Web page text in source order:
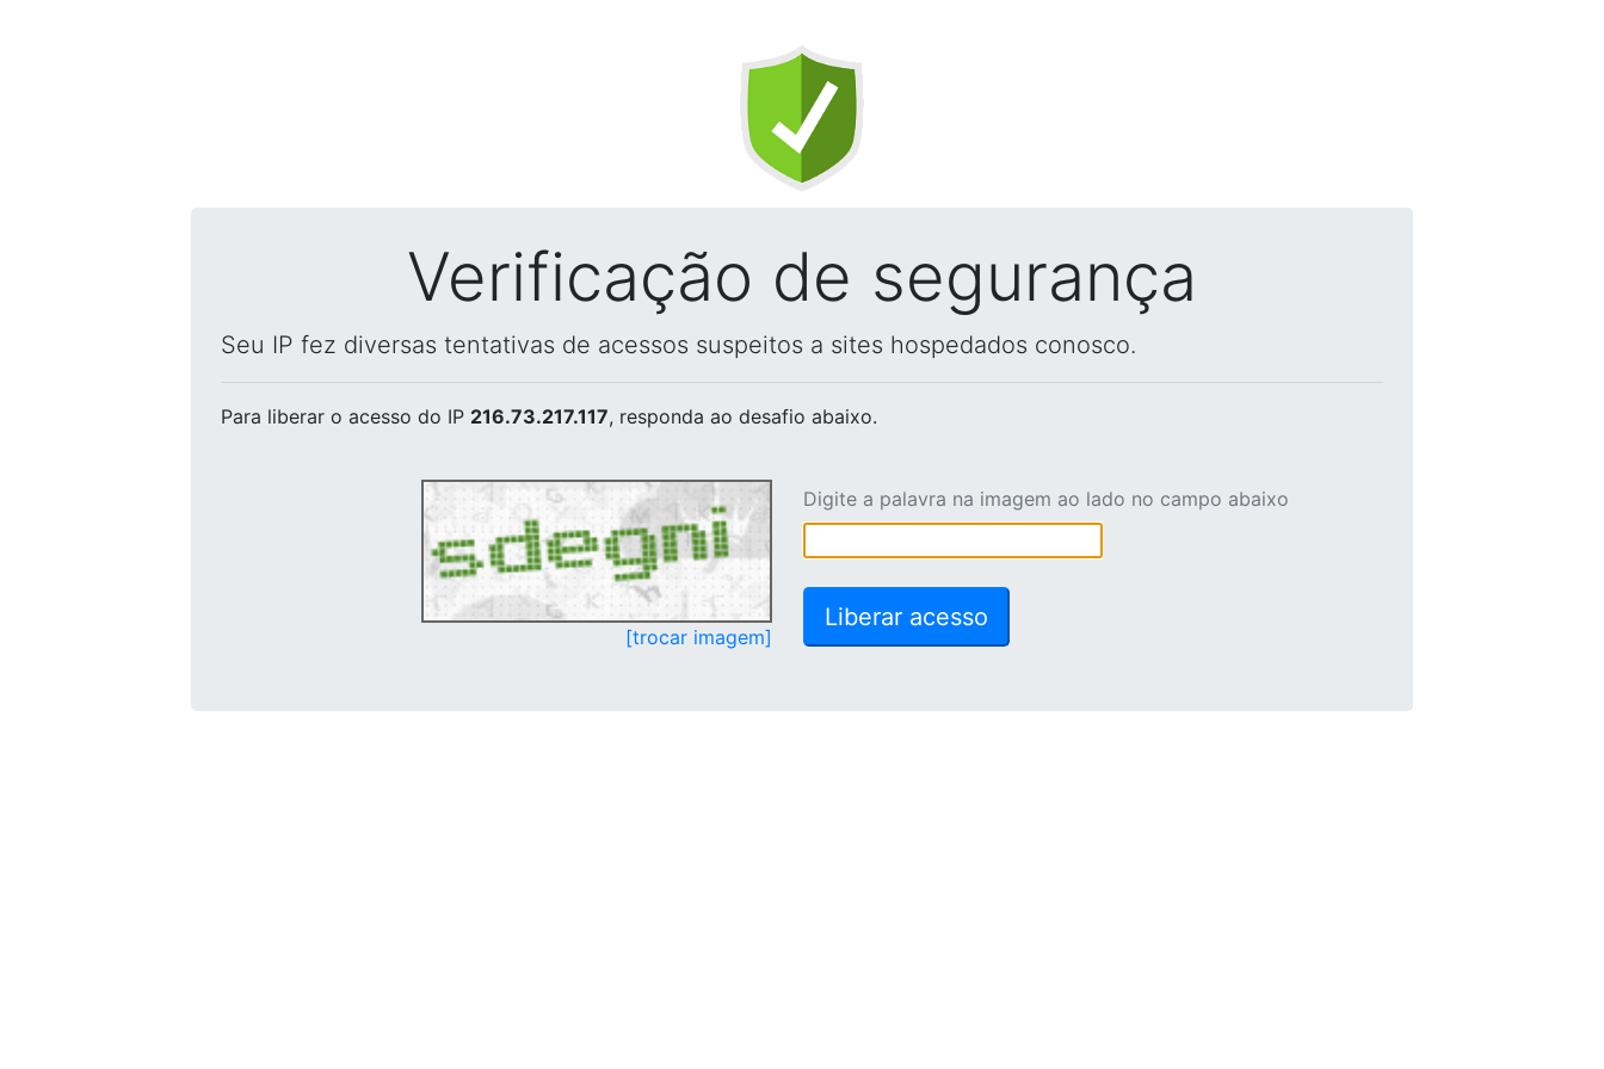
Verificação de segurança
Seu IP fez diversas tentativas de acessos suspeitos a sites hospedados conosco.
Para liberar o acesso do IP 216.73.217.117, responda ao desafio abaixo.
[trocar imagem]
Digite a palavra na imagem ao lado no campo abaixo